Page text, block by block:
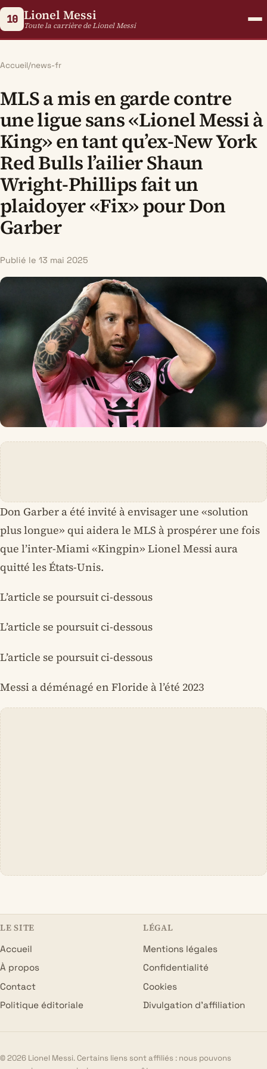
10 Lionel Messi
Toute la carrière de Lionel Messi
Accueil/news-fr
MLS a mis en garde contre
une ligue sans «Lionel Messi à
King» en tant qu’ex-New York
Red Bulls l’ailier Shaun
Wright-Phillips fait un
plaidoyer «Fix» pour Don
Garber
Publié le 13 mai 2025
Don Garber a été invité à envisager une «solution
plus longue» qui aidera le MLS à prospérer une fois
que l’inter-Miami «Kingpin» Lionel Messi aura
quitté les États-Unis.
L’article se poursuit ci-dessous
L’article se poursuit ci-dessous
L’article se poursuit ci-dessous
Messi a déménagé en Floride à l’été 2023
LE SITE
Accueil
À propos
Contact
Politique éditoriale
LÉGAL
Mentions légales
Confidentialité
Cookies
Divulgation d’affiliation
© 2026 Lionel Messi. Certains liens sont affiliés : nous pouvons